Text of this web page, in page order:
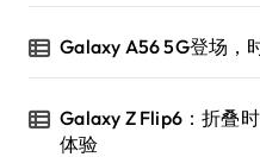
Galaxy A56 5G登场，
Galaxy Z Flip6：折叠
体验